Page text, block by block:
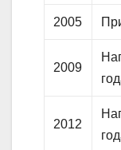
2005
2009
2012